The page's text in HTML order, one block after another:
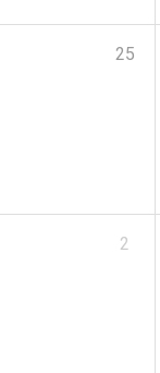
25
2